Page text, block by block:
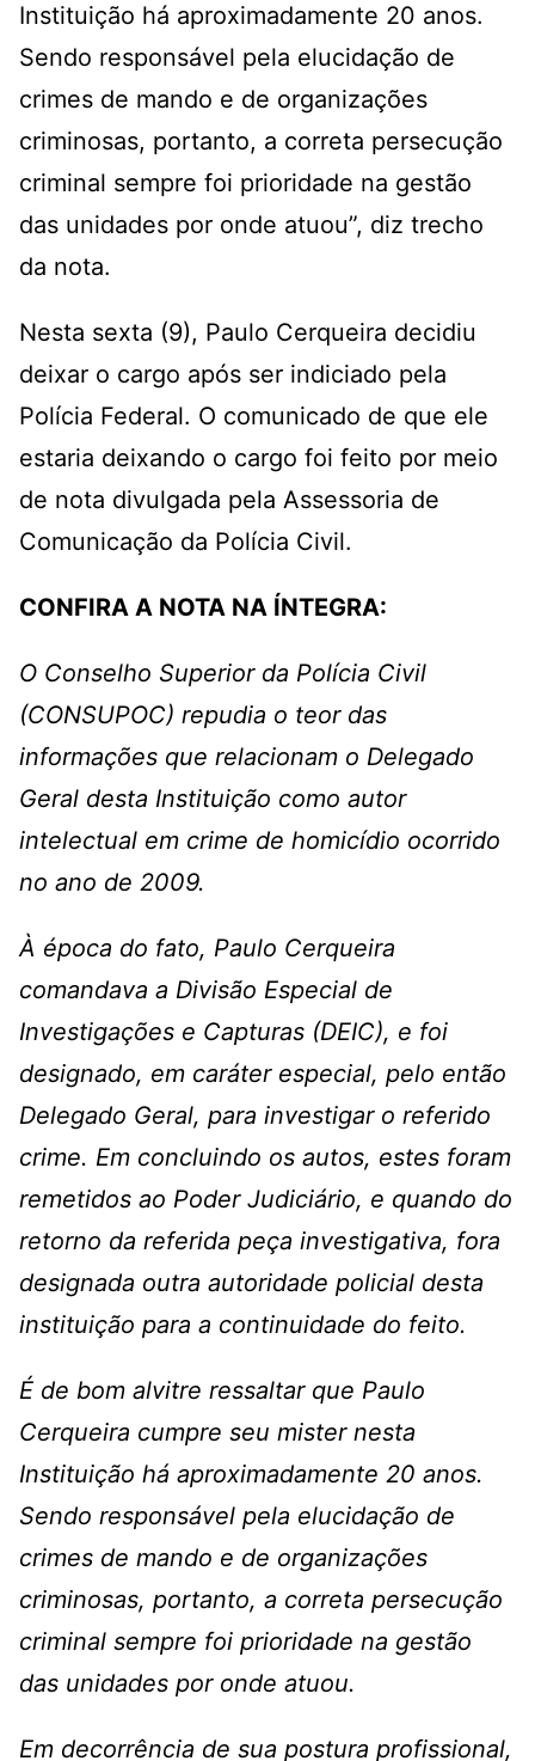
Instituição há aproximadamente 20 anos.
Sendo responsável pela elucidação de
crimes de mando e de organizações
criminosas, portanto, a correta persecução
criminal sempre foi prioridade na gestão
das unidades por onde atuou”, diz trecho
da nota.
Nesta sexta (9), Paulo Cerqueira decidiu
deixar o cargo após ser indiciado pela
Polícia Federal. O comunicado de que ele
estaria deixando o cargo foi feito por meio
de nota divulgada pela Assessoria de
Comunicação da Polícia Civil.
CONFIRA A NOTA NA ÍNTEGRA:
O Conselho Superior da Polícia Civil
(CONSUPOC) repudia o teor das
informações que relacionam o Delegado
Geral desta Instituição como autor
intelectual em crime de homicídio ocorrido
no ano de 2009.
À época do fato, Paulo Cerqueira
comandava a Divisão Especial de
Investigações e Capturas (DEIC), e foi
designado, em caráter especial, pelo então
Delegado Geral, para investigar o referido
crime. Em concluindo os autos, estes foram
remetidos ao Poder Judiciário, e quando do
retorno da referida peça investigativa, fora
designada outra autoridade policial desta
instituição para a continuidade do feito.
É de bom alvitre ressaltar que Paulo
Cerqueira cumpre seu mister nesta
Instituição há aproximadamente 20 anos.
Sendo responsável pela elucidação de
crimes de mando e de organizações
criminosas, portanto, a correta persecução
criminal sempre foi prioridade na gestão
das unidades por onde atuou.
Em decorrência de sua postura profissional,